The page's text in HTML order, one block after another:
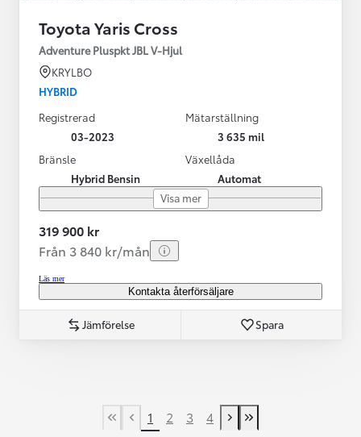
Toyota Yaris Cross
Adventure Pluspkt JBL V-Hjul
KRYLBO
HYBRID
Registrerad
03-2023
Mätarställning
3 635 mil
Bränsle
Hybrid Bensin
Växellåda
Automat
Visa mer
319 900 kr
Från 3 840 kr/mån
Läs mer
Kontakta återförsäljare
Jämförelse Spara
First Page
Previous page
1 2 3 4
Next page
Last Page